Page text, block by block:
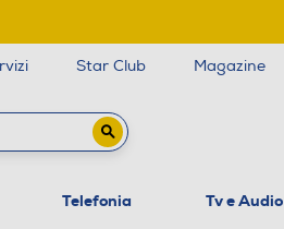
Star Club Magazine
Telefonia Tv e Audio